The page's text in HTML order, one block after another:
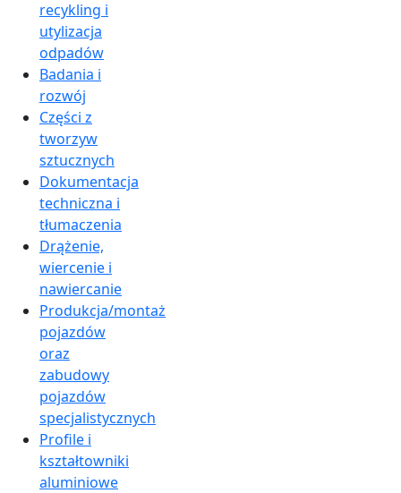
recykling i
utylizacja
odpadów
Badania i
rozwój
Części z
tworzyw
sztucznych
Dokumentacja
techniczna i
tłumaczenia
Drążenie,
wiercenie i
nawiercanie
Produkcja/montaż
pojazdów
oraz
zabudowy
pojazdów
specjalistycznych
Profile i
kształtowniki
aluminiowe